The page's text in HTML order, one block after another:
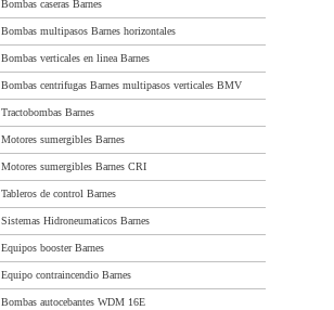
Bombas caseras Barnes
Bombas multipasos Barnes horizontales
Bombas verticales en linea Barnes
Bombas centrifugas Barnes multipasos verticales BMV
Tractobombas Barnes
Motores sumergibles Barnes
Motores sumergibles Barnes CRI
Tableros de control Barnes
Sistemas Hidroneumaticos Barnes
Equipos booster Barnes
Equipo contraincendio Barnes
Bombas autocebantes WDM 16E